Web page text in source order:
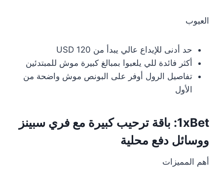
العيوب
حد أدنى للإيداع عالي يبدأ من 120 USD
أكثر فائدة للي يلعبوا بمبالغ كبيرة موش للمبتدئين
تفاصيل الرول أوفر على البونص موش واضحة من
الأول
1xBet: باقة ترحيب كبيرة مع فري سبينز
ووسائل دفع محلية
أهم المميزات